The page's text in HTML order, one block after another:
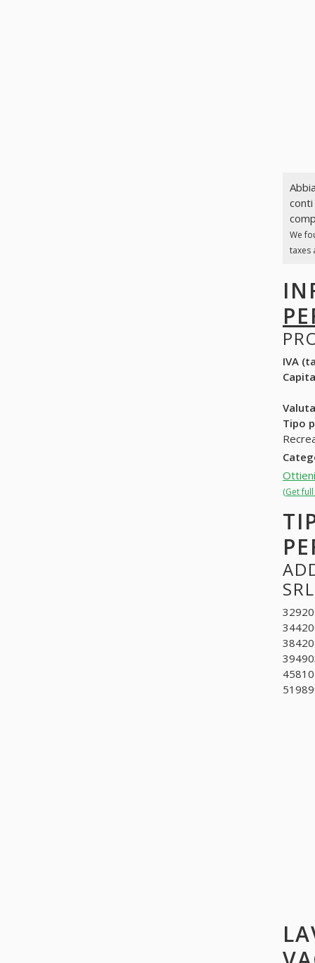
conti
We
taxes
IVA
Tipo
(Get
SRL